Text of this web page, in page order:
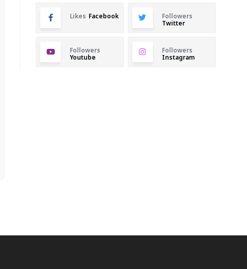
Likes Facebook
Followers
Twitter
Followers
Youtube
Followers
Instagram